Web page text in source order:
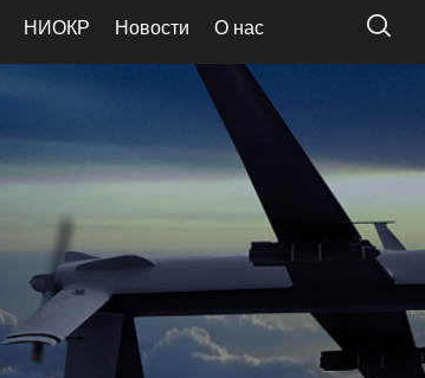
НИОКР Новости О нас